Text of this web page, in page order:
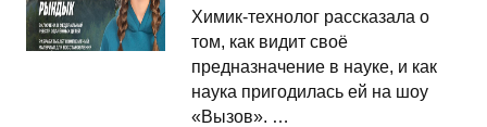
Химик-технолог рассказала о
том, как видит своё
предназначение в науке, и как
наука пригодилась ей на шоу
«Вызов». …